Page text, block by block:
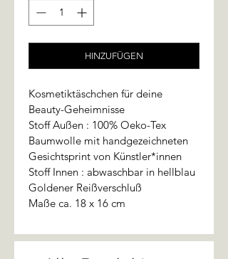
HINZUFÜGEN
Kosmetiktäschchen für deine
Beauty-Geheimnisse
Stoff Außen : 100% Oeko-Tex
Baumwolle mit handgezeichneten
Gesichtsprint von Künstler*innen
Stoff Innen : abwaschbar in hellblau
Goldener Reißverschluß
Maße ca. 18 x 16 cm